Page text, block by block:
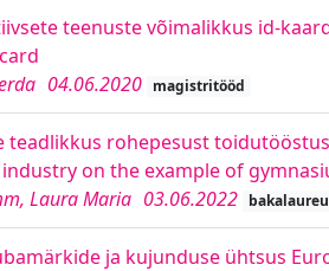
teenuste võimalikkus id-
04.06.2020 magistritööd
teadlikkus rohepesust
on the example of
Laura Maria 03.06.2022
ja kujunduse ühtsus